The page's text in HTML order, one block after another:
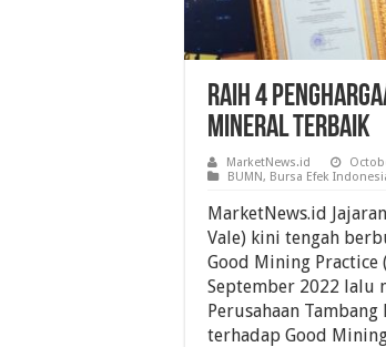
Raih 4
Mineral Terbaik
MarketNews.id
BUMN, Bursa Efek
MarketNews.id
Vale) kini tengah
Good Mining Practice
September 2022 lalu
Perusahaan
terhadap Good